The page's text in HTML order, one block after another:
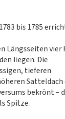
bis 1785
Längsseiten vier
liegen. Die
tieferen
Satteldach
bekrönt –
Spitze.